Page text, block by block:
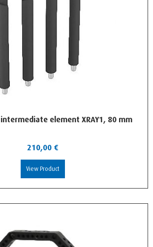
element XRAY1, 80 mm
210,00 €
View Product